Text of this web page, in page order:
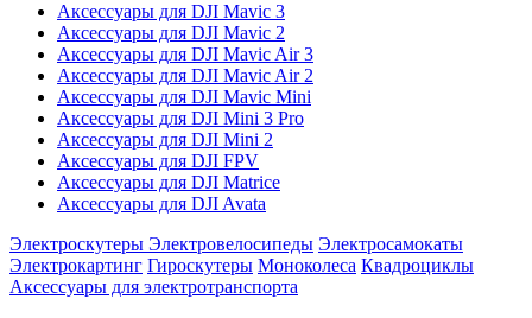
Аксессуары для DJI Mavic 3
Аксессуары для DJI Mavic 2
Аксессуары для DJI Mavic Air 3
Аксессуары для DJI Mavic Air 2
Аксессуары для DJI Mavic Mini
Аксессуары для DJI Mini 3 Pro
Аксессуары для DJI Mini 2
Аксессуары для DJI FPV
Аксессуары для DJI Matrice
Аксессуары для DJI Avata
Электроскутеры Электровелосипеды Электросамокаты
Электрокартинг Гироскутеры Моноколеса Квадроциклы
Аксессуары для электротранспорта